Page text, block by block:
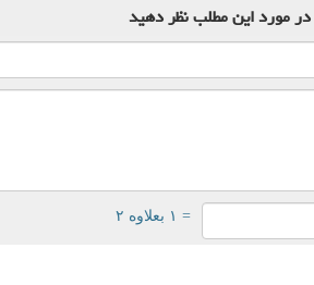
در مورد این مطلبنظر دهید
= ۱ بعلاوه ۲